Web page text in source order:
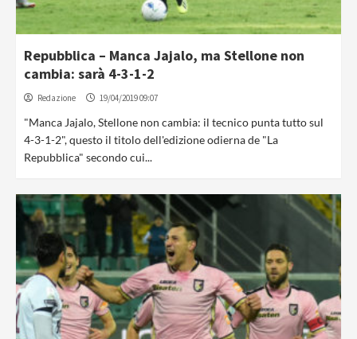
Repubblica – Manca Jajalo, ma Stellone non
cambia: sarà 4-3-1-2
Redazione 19/04/2019 09:07
"Manca Jajalo, Stellone non cambia: il tecnico punta tutto sul
4-3-1-2", questo il titolo dell'edizione odierna de "La
Repubblica" secondo cui...